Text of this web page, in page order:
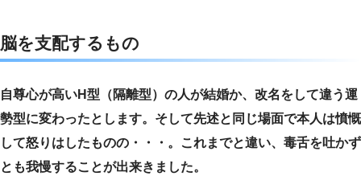
脳を支配するもの
自尊心が高いH型（隔離型）の人が結婚か、改名をして違う運
勢型に変わったとします。そして先述と同じ場面で本人は憤慨
して怒りはしたものの・・・。これまでと違い、毒舌を吐かず
とも我慢することが出来きました。